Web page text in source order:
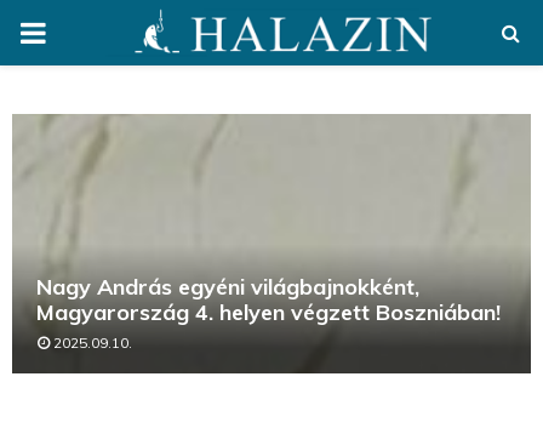
PRIMARY
Nagy András egyéni világbajnokként,
Magyarország 4. helyen végzett Boszniában!
2025.09.10.